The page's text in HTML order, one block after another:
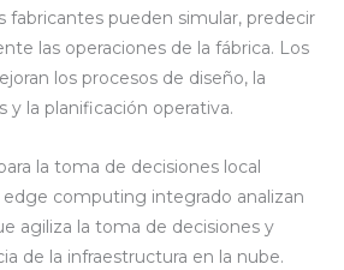
fabricantes pueden simular, predecir
las operaciones de la fábrica. Los
los procesos de diseño, la
y la planificación operativa.
la toma de decisiones local
edge computing integrado analizan
agiliza la toma de decisiones y
de la infraestructura en la nube.